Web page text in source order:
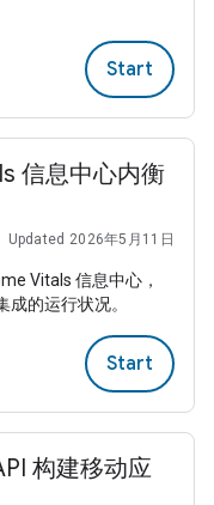
Start
信息中心内衡
Updated 2026年5月11日
Vitals 信息中心，
成的运行状况。
Start
构建移动应